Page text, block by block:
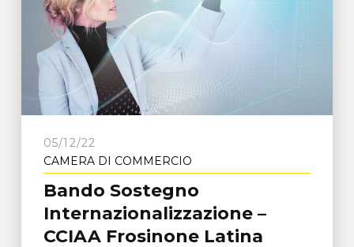
05/12/22
CAMERA DI COMMERCIO
Bando Sostegno
Internazionalizzazione –
CCIAA Frosinone Latina